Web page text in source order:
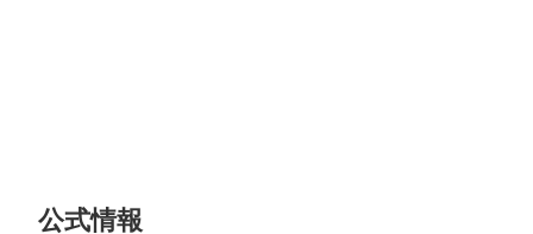
公式情報